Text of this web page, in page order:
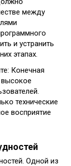
между
и устранить
этапах.
Конечная
высокое
технические
восприятие
Одной из